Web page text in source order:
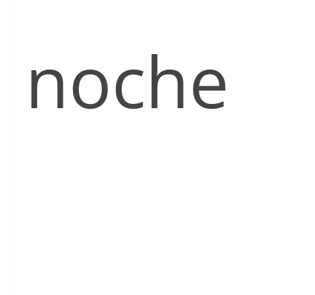
noche